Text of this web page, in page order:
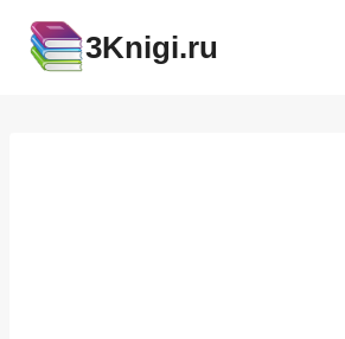
содержимому
3Knigi.ru